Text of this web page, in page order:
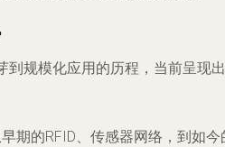
到规模化应用的历程，当前呈现出
早期的RFID、传感器网络，到如今